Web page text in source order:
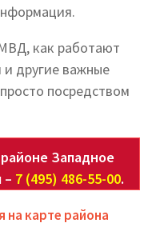
как работают
другие важные
посредством
Западное
– 7 (495) 486-55-00.
на карте района